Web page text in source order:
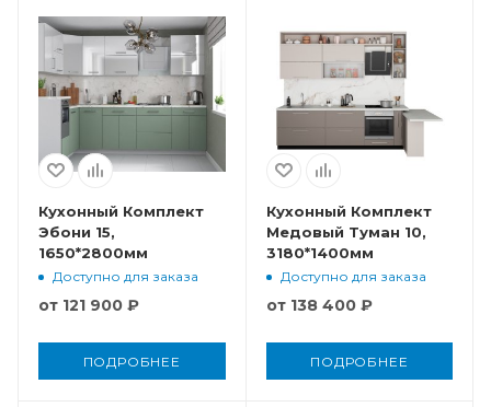
Кухонный Комплект
Эбони 15,
1650*2800мм
Доступно для заказа
от 121 900 ₽
ПОДРОБНЕЕ
Кухонный Комплект
Медовый Туман 10,
3180*1400мм
Доступно для заказа
от 138 400 ₽
ПОДРОБНЕЕ